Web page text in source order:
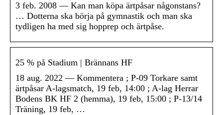
3 feb. 2008 — Kan man köpa ärtpåsar någonstans?
… Dotterna ska börja på gymnastik och man ska
tydligen ha med sig hopprep och ärtpåse.
25 % på Stadium | Brännans HF
18 aug. 2022 — Kommentera ; P-09 Torkare samt
ärtpåsar A-lagsmatch, 19 feb, 14:00 ; A-lag Herrar
Bodens BK HF 2 (hemma), 19 feb, 15:00 ; P-13/14
Träning, 19 feb, …